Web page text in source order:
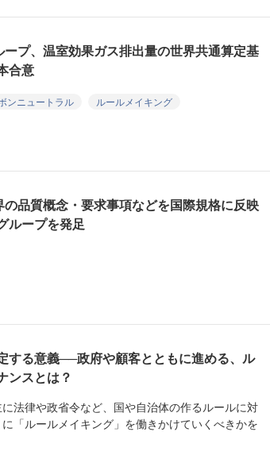
プ、温室効果ガス排出量の世界共通算定基
合意
ンニュートラル
ルールメイキング
品質概念・要求事項などを国際規格に反映
ループを発足
する意義──政府や顧客とともに進める、ル
ンスとは？
法律や政省令など、国や自治体の作るルールに対
「ルールメイキング」を働きかけていくべきかを